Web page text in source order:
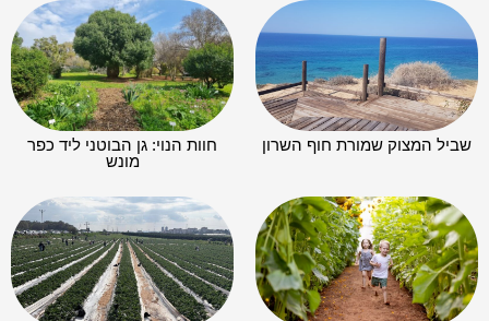
שביל המצוק שמורת חוף השרון
חוות הנוי: גן הבוטני ליד כפר
מונש